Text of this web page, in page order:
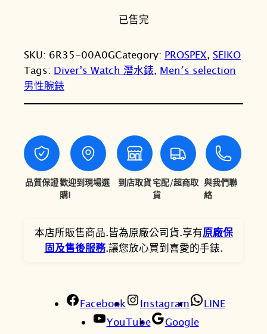
價
：
T
2
7
,
0
0
：
T
2
2
,
2
5
已售完
SKU: 6R35-00A0GCategory: PROSPEX, SEIKO
Tags: Diver’s Watch 潛水錶, Men′s selection
男性腕錶
品質保證歡迎到現場選
購!
到店取貨宅配/超商取
貨
與我們聯
絡
本店所販售商品.皆為原廠公司貨.享有原廠保
固及售後服務.讓您放心買到喜愛的手錶.
Facebook Instagram
LINE
YouTube
Google